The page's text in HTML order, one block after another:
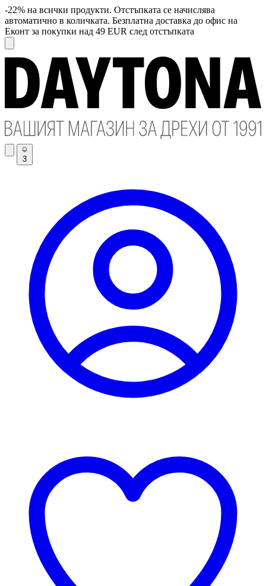
-22% на всички продукти. Отстъпката се начислява
автоматично в количката. Безплатна доставка до офис на
Еконт за покупки над 49 EUR след отстъпката
3